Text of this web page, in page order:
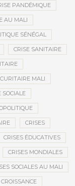
PANDÉMIQUE
AU MALI
SÉNÉGAL
CRISE SANITAIRE
MALI
SOCIALE
CRISES
CRISES ÉDUCATIVES
CRISES MONDIALES
SOCIALES AU MALI
CROISSANCE